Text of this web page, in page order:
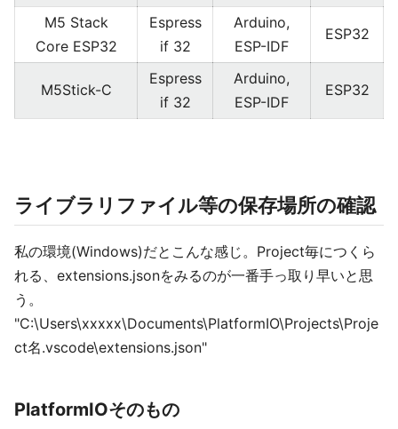
M5 Stack
Core ESP32
Espress
if 32
Arduino,
ESP-IDF
ESP32
M5Stick-C
Espress
if 32
Arduino,
ESP-IDF
ESP32
ライブラリファイル等の保存場所の確認
私の環境(Windows)だとこんな感じ。Project毎につくら
れる、extensions.jsonをみるのが一番手っ取り早いと思
う。
"C:\Users\xxxxx\Documents\PlatformIO\Projects\Proje
ct名.vscode\extensions.json"
PlatformIOそのもの